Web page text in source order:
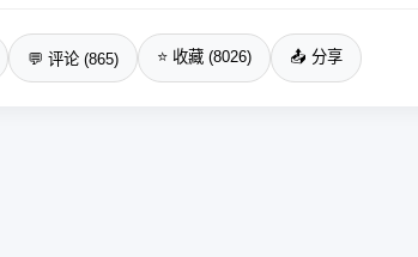
💬 评论 (865) ⭐ 收藏 (8026) 📤 分享